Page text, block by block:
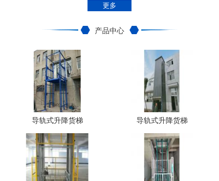
更多
产品中心
导轨式升降货梯 导轨式升降货梯